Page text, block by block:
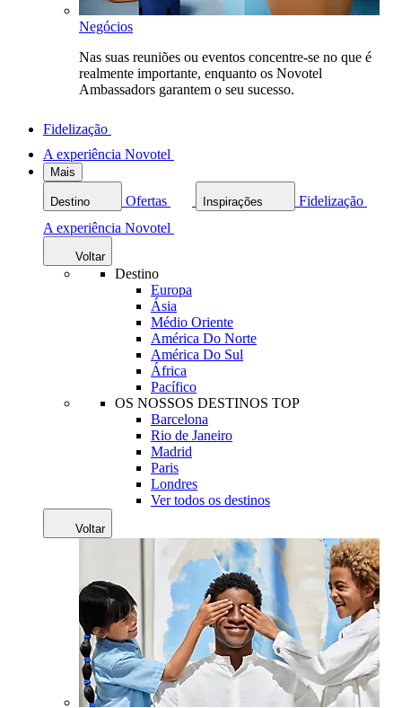
Negócios
Nas suas reuniões ou eventos concentre-se no que é
realmente importante, enquanto os Novotel
Ambassadors garantem o seu sucesso.
Fidelização
A experiência Novotel
Mais
Destino Ofertas Inspirações
Fidelização
A experiência Novotel
Voltar
Destino
Europa
Ásia
Médio Oriente
América Do Norte
América Do Sul
África
Pacífico
OS NOSSOS DESTINOS TOP
Barcelona
Rio de Janeiro
Madrid
Paris
Londres
Ver todos os destinos
Voltar